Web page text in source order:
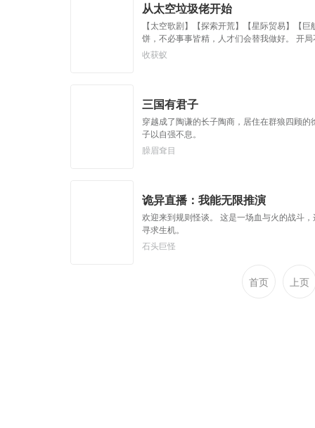
从太空垃圾佬开始
【太空歌剧】【探索开荒】【星际贸易】【
饼，不必事事皆精，人才们会替我做好。 开
转股。 李斌：我要从星际垃圾佬开始，一步
收获蚁
三国有君子
穿越成了陶谦的长子陶商，居住在群狼四顾
子以自强不息。
臊眉耷目
诡异直播：我能无限推演
欢迎来到规则怪谈。 这是一场血与火的战斗
寻求生机。
石头巨怪
首页 上页